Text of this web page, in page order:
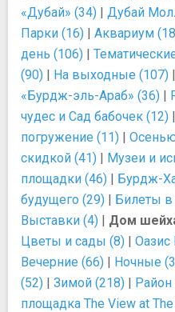
«Дубай» (34) | Дубай
Парки (16) | Аквариум
день (106) |
(90) | На выходные (107) |
«Бурдж-эль-Араб» (36) |
чудес и Сад бабочек (12) |
погружение (11) |
скидкой (41) | Музеи и
площадки (46) | Бурдж-
будущего (29) | Билеты в
Выставки (4) | Дом
Цветы и сады (8) |
Вечерние (66) | Ночные
(52) | Зимой (218) | Район
площадка The View at